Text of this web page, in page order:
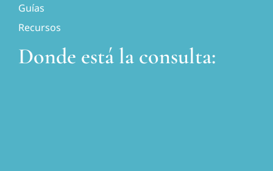
Guías
Recursos
Donde está la consulta: